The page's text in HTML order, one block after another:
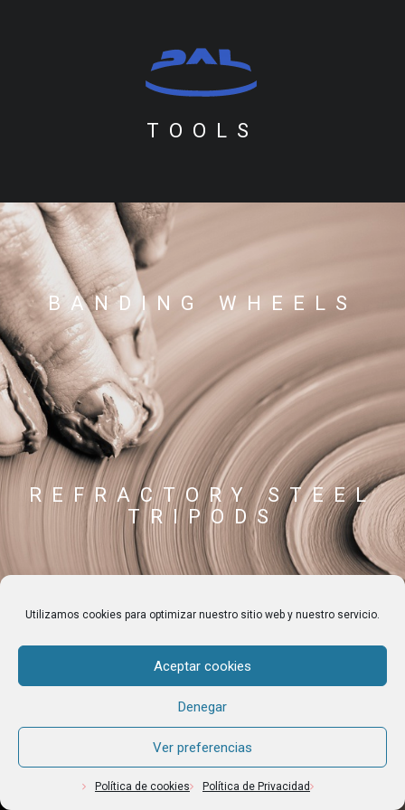
Utilizamos cookies para optimizar nuestro sitio web y nuestro servicio.
Aceptar cookies
Denegar
Ver preferencias
Política de cookies Política de Privacidad
TOOLS
BANDING WHEELS
REFRACTORY STEEL
TRIPODS
CERAMICS TOOLS